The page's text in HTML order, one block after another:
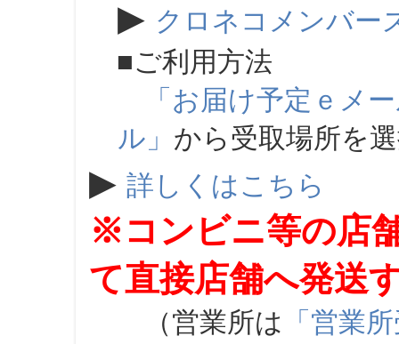
▶ クロネコメンバー
■ご利用方法
「お届け予定ｅメ
ル」 から受取場所を
▶ 詳しくはこちら
※コンビニ等の店
て直接店舗へ発送
（営業所は 「営業